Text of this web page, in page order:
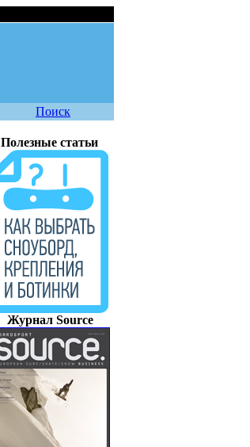
Поиск
Полезные статьи
Журнал Source